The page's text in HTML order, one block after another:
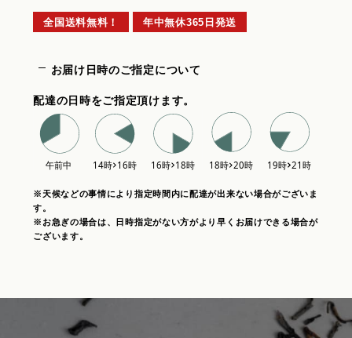
全国送料無料！ 年中無休365日発送
お届け日時のご指定について
配達の日時をご指定頂けます。
※天候などの事情により指定時間内に配達が出来ない場合がございま
す。
※お急ぎの場合は、日時指定がない方がより早くお届けできる場合が
ございます。